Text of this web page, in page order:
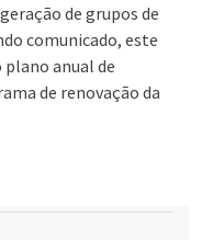
de grupos de
comunicado, este
anual de
de renovação da